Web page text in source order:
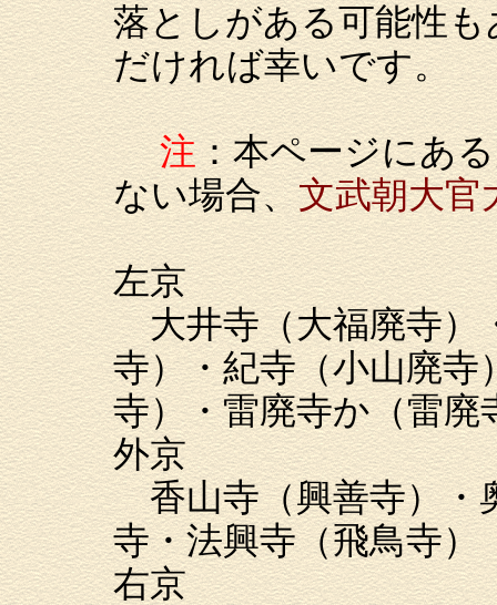
落としがある可能性
だければ幸いです。
注：本ページにあ
ない場合、文武朝大官
左京
大井寺（大福廃寺）
寺）・紀寺（小山廃寺
寺）・雷廃寺か（雷廃
外京
香山寺（興善寺）・
寺・法興寺（飛鳥寺）
右京